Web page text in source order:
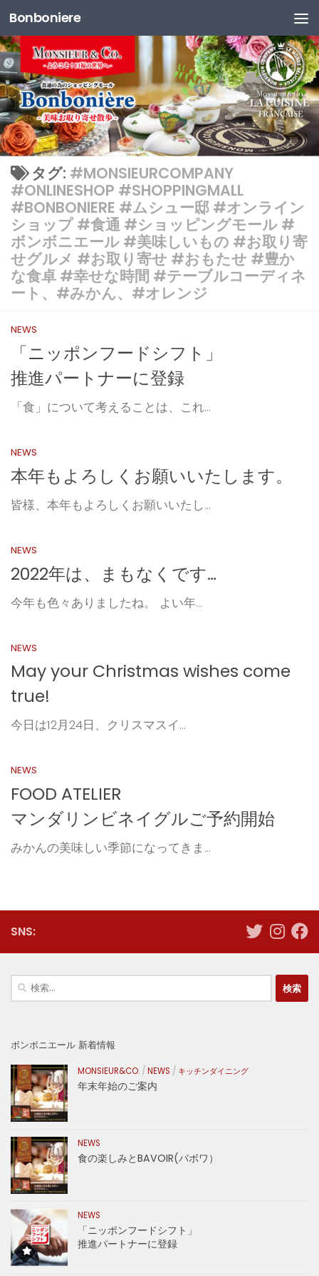
コンテンツへスキップ
Bonboniere
タグ: #MONSIEURCOMPANY
#ONLINESHOP #SHOPPINGMALL
#BONBONIERE #ムシュー邸 #オンライン
ショップ #食通 #ショッピングモール #
ボンボニエール #美味しいもの #お取り寄
せグルメ #お取り寄せ #おもたせ #豊か
な食卓 #幸せな時間 #テーブルコーディネ
ート、#みかん、#オレンジ
NEWS
「ニッポンフードシフト」
推進パートナーに登録
「食」について考えることは、これ...
NEWS
本年もよろしくお願いいたします。
皆様、本年もよろしくお願いいたし...
NEWS
2022年は、まもなくです…
今年も色々ありましたね。 よい年...
NEWS
May your Christmas wishes come
true!
今日は12月24日、クリスマスイ...
NEWS
FOOD ATELIER
マンダリンビネイグルご予約開始
みかんの美味しい季節になってきま...
SNS:
検
索:
ボンボニエール 新着情報
MONSIEUR&CO. / NEWS / キッチンダイニング
年末年始のご案内
NEWS
食の楽しみとBAVOIR(バボワ）
NEWS
「ニッポンフードシフト」
推進パートナーに登録